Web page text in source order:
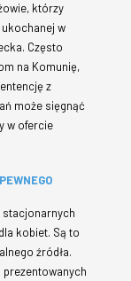
którzy
w
Często
na Komunię,
z
może sięgnąć
w ofercie
kobiet. Są to
źródła.